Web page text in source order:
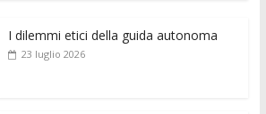
ai
l s
ss
e di e di
I dilemmi etici della guida autonoma
23 luglio 2026